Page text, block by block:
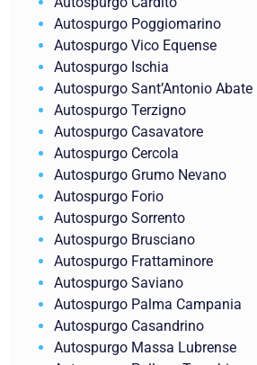
Autospurgo Poggiomarino
Autospurgo Vico Equense
Autospurgo Ischia
Autospurgo Sant’Antonio Abate
Autospurgo Terzigno
Autospurgo Casavatore
Autospurgo Cercola
Autospurgo Grumo Nevano
Autospurgo Forio
Autospurgo Sorrento
Autospurgo Brusciano
Autospurgo Frattaminore
Autospurgo Saviano
Autospurgo Palma Campania
Autospurgo Casandrino
Autospurgo Massa Lubrense